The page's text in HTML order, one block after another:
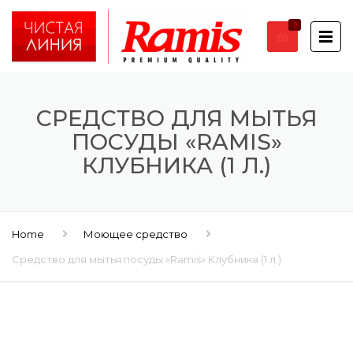
0
СРЕДСТВО ДЛЯ МЫТЬЯ
ПОСУДЫ «RAMIS»
КЛУБНИКА (1 Л.)
Home
Моющее средство
Средство для мытья посуды «Ramis» Клубника (1 л.)